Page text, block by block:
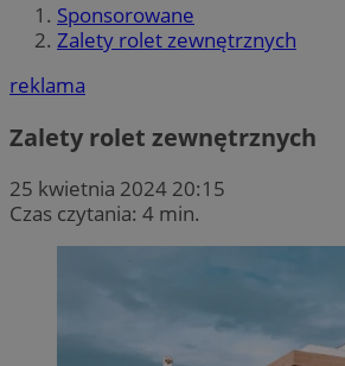
Sponsorowane
Zalety rolet zewnętrznych
reklama
Zalety rolet zewnętrznych
25 kwietnia 2024 20:15
Czas czytania: 4 min.